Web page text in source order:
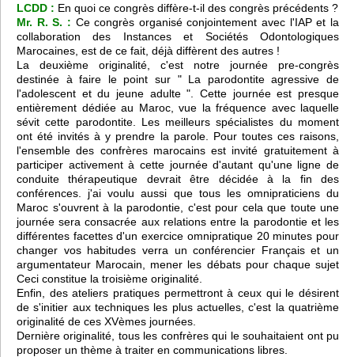
LCDD : En quoi ce congrès diffère-t-il des congrès précédents ?
Mr. R. S. : Ce congrès organisé conjointement avec l'IAP et la
collaboration des Instances et Sociétés Odontologiques
Marocaines, est de ce fait, déjà diffèrent des autres !
La deuxième originalité, c'est notre journée pre-congrès
destinée à faire le point sur " La parodontite agressive de
l'adolescent et du jeune adulte ". Cette journée est presque
entièrement dédiée au Maroc, vue la fréquence avec laquelle
sévit cette parodontite. Les meilleurs spécialistes du moment
ont été invités à y prendre la parole. Pour toutes ces raisons,
l'ensemble des confrères marocains est invité gratuitement à
participer activement à cette journée d'autant qu'une ligne de
conduite thérapeutique devrait être décidée à la fin des
conférences. j'ai voulu aussi que tous les omnipraticiens du
Maroc s'ouvrent à la parodontie, c'est pour cela que toute une
journée sera consacrée aux relations entre la parodontie et les
différentes facettes d'un exercice omnipratique 20 minutes pour
changer vos habitudes verra un conférencier Français et un
argumentateur Marocain, mener les débats pour chaque sujet
Ceci constitue la troisième originalité.
Enfin, des ateliers pratiques permettront à ceux qui le désirent
de s'initier aux techniques les plus actuelles, c'est la quatrième
originalité de ces XVèmes journées.
Dernière originalité, tous les confrères qui le souhaitaient ont pu
proposer un thème à traiter en communications libres.